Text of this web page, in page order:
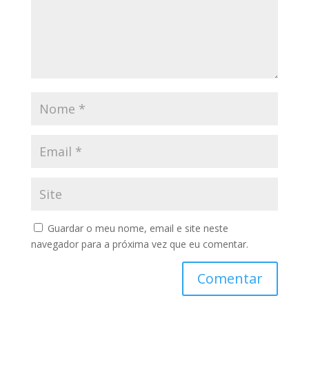
Guardar o meu nome, email e site neste
navegador para a próxima vez que eu comentar.